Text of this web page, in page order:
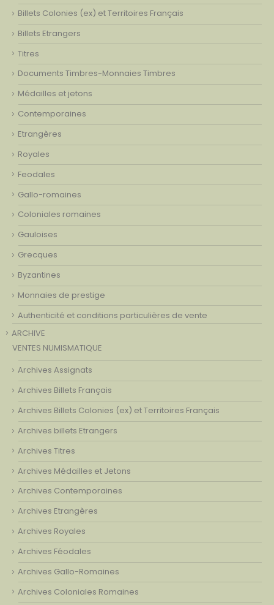
Billets Colonies (ex) et Territoires Français
Billets Etrangers
Titres
Documents Timbres-Monnaies Timbres
Médailles et jetons
Contemporaines
Etrangères
Royales
Feodales
Gallo-romaines
Coloniales romaines
Gauloises
Grecques
Byzantines
Monnaies de prestige
Authenticité et conditions particulières de vente
ARCHIVE
VENTES NUMISMATIQUE
Archives Assignats
Archives Billets Français
Archives Billets Colonies (ex) et Territoires Français
Archives billets Etrangers
Archives Titres
Archives Médailles et Jetons
Archives Contemporaines
Archives Etrangères
Archives Royales
Archives Féodales
Archives Gallo-Romaines
Archives Coloniales Romaines